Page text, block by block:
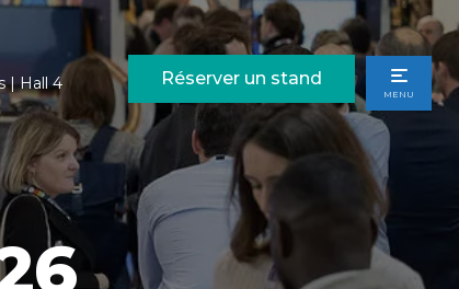
| Hall 4 Réserver un stand
MENU